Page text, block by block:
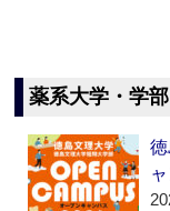
薬系大学・学